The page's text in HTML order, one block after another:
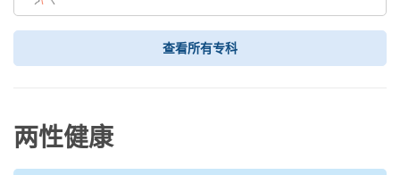
查看所有专科
两性健康